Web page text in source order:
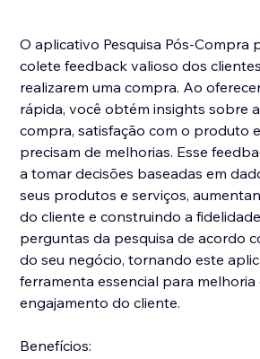
O aplicativo Pesquisa Pós-Compra
colete feedback valioso dos
realizarem uma compra. Ao
rápida, você obtém insights sobre
compra, satisfação com o produto
precisam de melhorias. Esse
a tomar decisões baseadas em
seus produtos e serviços,
do cliente e construindo a
perguntas da pesquisa de acordo
do seu negócio, tornando este
ferramenta essencial para
engajamento do cliente.
Benefícios: